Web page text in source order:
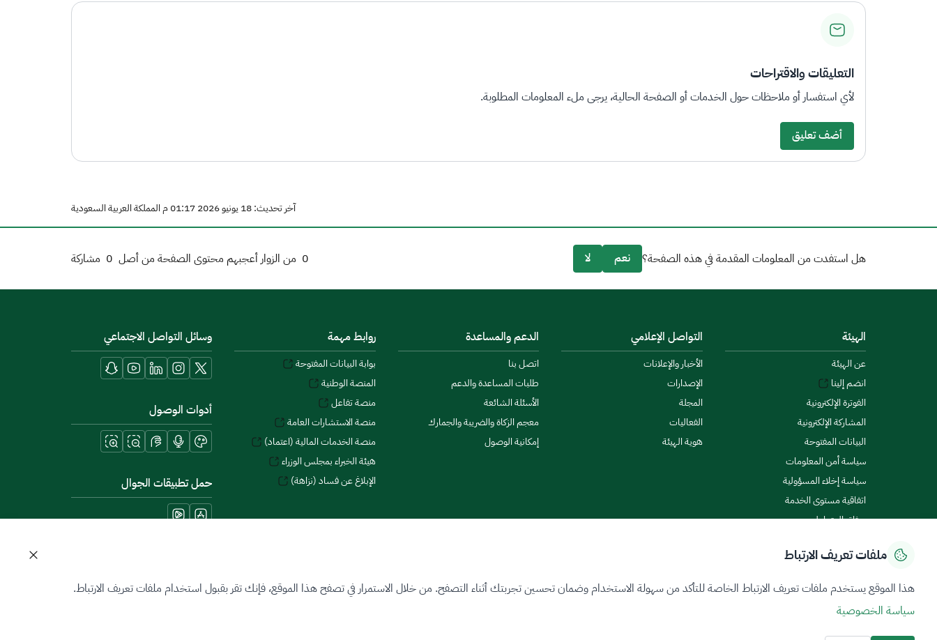
التعليقات والاقتراحات
لأي استفسار أو ملاحظات حول الخدمات أو الصفحة الحالية، يرجى ملء المعلومات المطلوبة.
أضف تعليق
آخر تحديث: 18 يونيو 2026 01:17 م المملكة العربية السعودية
0 من الزوار أعجبهم محتوى الصفحة من أصل 0 مشاركة هل استفدت من المعلومات المقدمة في هذه الصفحة؟ نعم لا
الهيئة
عن الهيئة
انضم إلينا
الفوترة الإلكترونية
المشاركة الإلكترونية
البيانات المفتوحة
سياسة أمن المعلومات
سياسة إخلاء المسؤولية
اتفاقية مستوى الخدمة
ميثاق المتعاملين
التواصل الإعلامي
الأخبار والإعلانات
الإصدارات
المجلة
الفعاليات
هوية الهيئة
الدعم والمساعدة
اتصل بنا
طلبات المساعدة والدعم
الأسئلة الشائعة
معجم الزكاة والضريبة والجمارك
إمكانية الوصول
روابط مهمة
بوابة البيانات المفتوحة
المنصة الوطنية
منصة تفاعل
منصة الاستشارات العامة
منصة الخدمات المالية (اعتماد)
هيئة الخبراء بمجلس الوزراء
الإبلاغ عن فساد (نزاهة)
وسائل التواصل الاجتماعي
أدوات الوصول
حمل تطبيقات الجوال
جميع الحقوق محفوظة 2026 © ZATCA.GOV.SA
ملفات تعريف الارتباط
هذا الموقع يستخدم ملفات تعريف الارتباط الخاصة للتأكد من سهولة الاستخدام وضمان تحسين تجربتك أثناء التصفح. من خلال الاستمرار في تصفح هذا الموقع، فإنك تقر بقبول استخدام ملفات تعريف الارتباط.
سياسة الخصوصية